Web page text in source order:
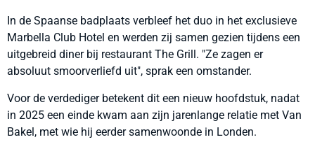
In de Spaanse badplaats verbleef het duo in het exclusieve
Marbella Club Hotel en werden zij samen gezien tijdens een
uitgebreid diner bij restaurant The Grill. "Ze zagen er
absoluut smoorverliefd uit", sprak een omstander.
Voor de verdediger betekent dit een nieuw hoofdstuk, nadat
in 2025 een einde kwam aan zijn jarenlange relatie met Van
Bakel, met wie hij eerder samenwoonde in Londen.